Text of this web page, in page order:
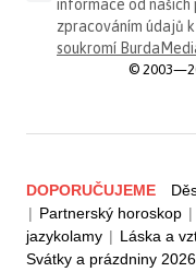
informace od
zpracováním údajů
soukromí
©
DOPORUČUJEME
| Partnerský horoskop |
jazykolamy | Láska a
Svátky a prázdniny 2026